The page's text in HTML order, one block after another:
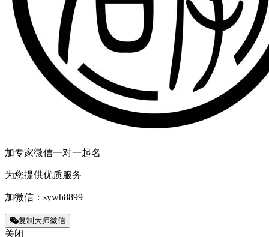
加专家微信一对一起名
为您提供优质服务
加微信： sywh8899
复制大师微信
关闭